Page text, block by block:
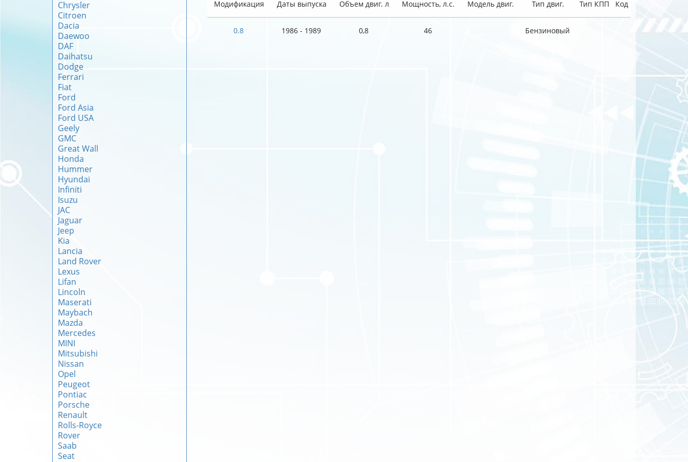
Chrysler
Citroen
Dacia
Daewoo
DAF
Daihatsu
Dodge
Ferrari
Fiat
Ford
Ford Asia
Ford USA
Geely
GMC
Great Wall
Honda
Hummer
Hyundai
Infiniti
Isuzu
JAC
Jaguar
Jeep
Kia
Lancia
Land Rover
Lexus
Lifan
Lincoln
Maserati
Maybach
Mazda
Mercedes
MINI
Mitsubishi
Nissan
Opel
Peugeot
Pontiac
Porsche
Renault
Rolls-Royce
Rover
Saab
Seat
Модификация Даты выпуска Объем двиг. л Мощность, л.с. Модель двиг. Тип двиг. Тип КПП Код
0.8 1986 - 1989 0,8 46 Бензиновый